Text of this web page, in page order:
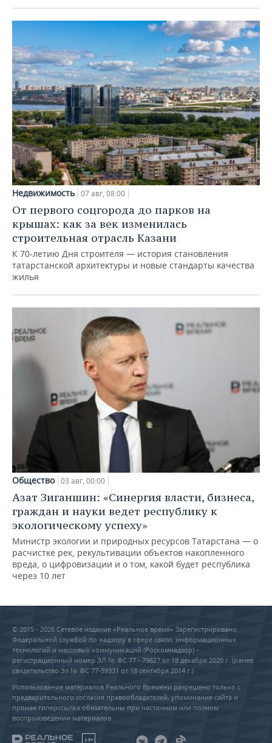
Недвижимость 07 авг, 08:00
От первого соцгорода до парков на
крышах: как за век изменилась
строительная отрасль Казани
К 70-летию Дня строителя — история становления
татарстанской архитектуры и новые стандарты качества
жилья
Общество 03 авг, 00:00
Азат Зиганшин: «Синергия власти, бизнеса,
граждан и науки ведет республику к
экологическому успеху»
Министр экологии и природных ресурсов Татарстана — о
расчистке рек, рекультивации объектов накопленного
вреда, о цифровизации и о том, какой будет республика
через 10 лет
© 2015 - 2026 Сетевое издание «Реальное время» Зарегистрировано
Федеральной службой по надзору в сфере связи, информационных
технологий и массовых коммуникаций (Роскомнадзор) –
регистрационный номер ЭЛ № ФС 77 - 79627 от 18 декабря 2020 г. (ранее
свидетельство Эл № ФС 77-59331 от 18 сентября 2014 г.)
Использование материалов Реального Времени разрешено только с
предварительного согласия правообладателей, упоминание сайта и
прямая гиперссылка обязательны при частичном или полном
воспроизведении материалов.
18+